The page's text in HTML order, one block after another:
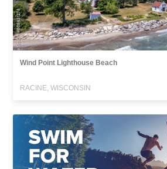
Wind Point Lighthouse Beach
RACINE, WISCONSIN